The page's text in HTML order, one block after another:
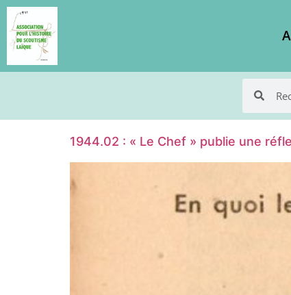
1944.02 : « Le Chef » publie une